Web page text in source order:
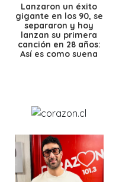
Lanzaron un éxito
gigante en los 90, se
separaron y hoy
lanzan su primera
canción en 28 años:
Así es como suena